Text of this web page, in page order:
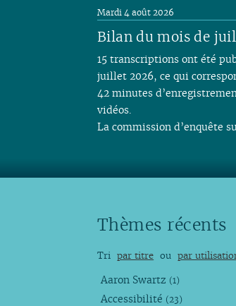
Bilan du mois de
Mardi 4 août 2026
15 transcriptions ont été
juillet 2026, ce qui
42 minutes
vidéos.
La commission d’enquête
Thèmes récents
Tri par titre ou par
Aaron Swartz (1)
Accessibilité (23)